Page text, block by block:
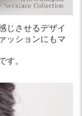
じさせるデザイ
ッションにもマ
す。